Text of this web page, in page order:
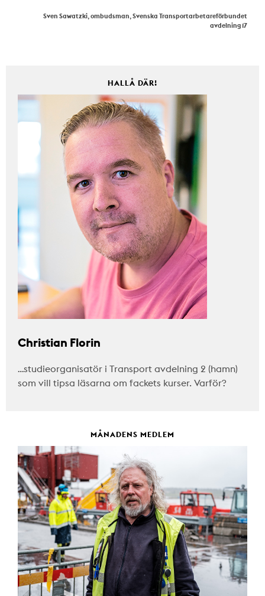
Sven Sawatzki, ombudsman, Svenska Transportarbetareförbundet
avdelning 17
HALLÅ DÄR!
Christian Florin
…studieorganisatör i Transport avdelning 2 (hamn)
som vill tipsa läsarna om fackets kurser. Varför?
MÅNADENS MEDLEM